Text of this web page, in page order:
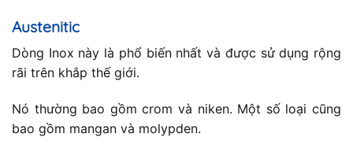
Austenitic
Dòng Inox này là phổ biến nhất và được sử dụng rộng
rãi trên khắp thế giới.
Nó thường bao gồm crom và niken. Một số loại cũng
bao gồm mangan và molypden.